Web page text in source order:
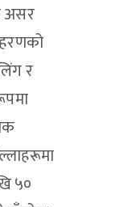
असर
र
५०